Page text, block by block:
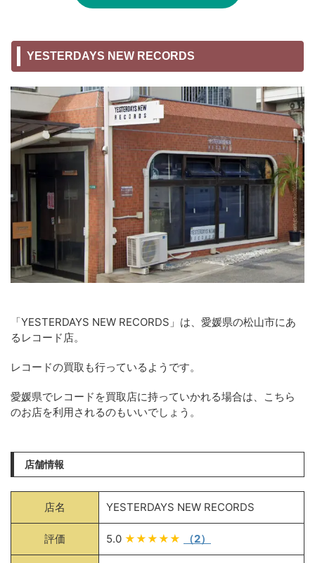
YESTERDAYS NEW RECORDS
「YESTERDAYS NEW RECORDS」は、愛媛県の松山市にあ
るレコード店。
レコードの買取も行っているようです。
愛媛県でレコードを買取店に持っていかれる場合は、こちら
のお店を利用されるのもいいでしょう。
店舗情報
店名 YESTERDAYS NEW RECORDS
評価 5.0 ★★★★★ （2）